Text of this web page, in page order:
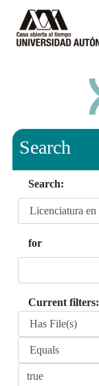
Search
Search:
for
Current filters: